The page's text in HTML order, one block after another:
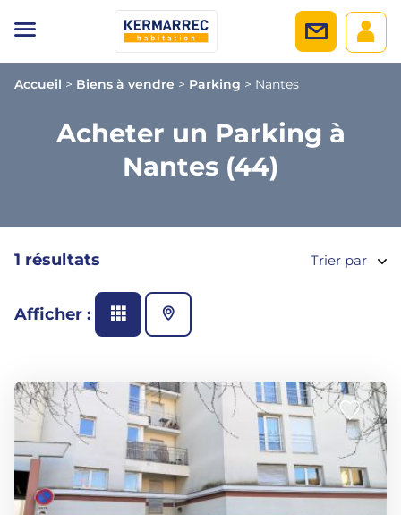
Accueil > Biens à vendre > Parking > Nantes
Acheter un Parking à
Nantes (44)
1 résultats Trier par
Afficher :